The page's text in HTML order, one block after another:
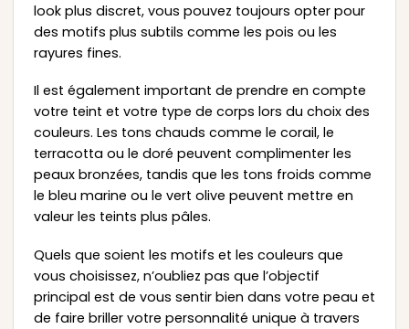
look plus discret, vous pouvez toujours opter pour
des motifs plus subtils comme les pois ou les
rayures fines.
Il est également important de prendre en compte
votre teint et votre type de corps lors du choix des
couleurs. Les tons chauds comme le corail, le
terracotta ou le doré peuvent complimenter les
peaux bronzées, tandis que les tons froids comme
le bleu marine ou le vert olive peuvent mettre en
valeur les teints plus pâles.
Quels que soient les motifs et les couleurs que
vous choisissez, n’oubliez pas que l’objectif
principal est de vous sentir bien dans votre peau et
de faire briller votre personnalité unique à travers